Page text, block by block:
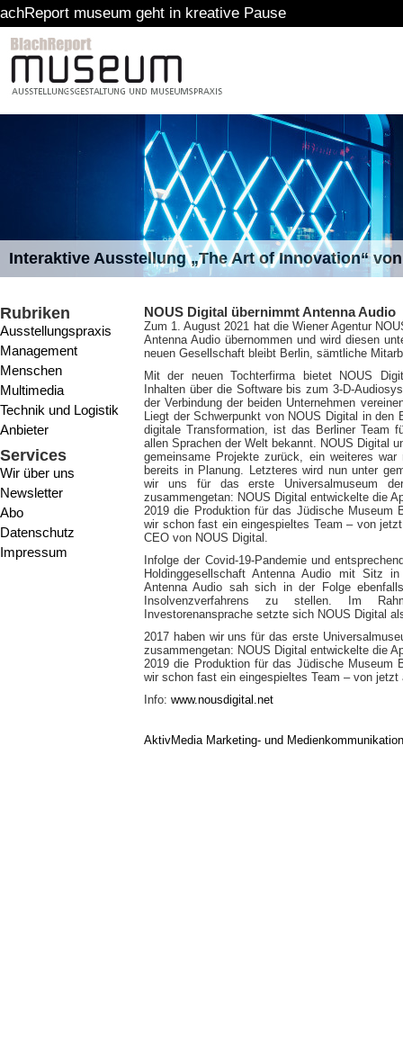
museum geht in kreative Pause
Interaktive Ausstellung „The Art of Innovation“
Rubriken
Ausstellungspraxis
Management
Menschen
Multimedia
Technik und Logistik
Anbieter
Services
Wir über uns
Newsletter
Abo
Datenschutz
Impressum
NOUS Digital übernimmt Antenna Audio
Zum 1. August 2021 hat die Wiener Agentur
Antenna Audio übernommen und wird diesen
neuen Gesellschaft bleibt Berlin, sämtliche
Mit der neuen Tochterfirma bietet NOUS
Inhalten über die Software bis zum 3-D-
der Verbindung der beiden Unternehmen
Liegt der Schwerpunkt von NOUS Digital in den
digitale Transformation, ist das Berliner Team
allen Sprachen der Welt bekannt. NOUS Digital
gemeinsame Projekte zurück, ein weiteres
bereits in Planung. Letzteres wird nun unter
wir uns für das erste Universalmuseum
zusammengetan: NOUS Digital entwickelte die
2019 die Produktion für das Jüdische Museum
wir schon fast ein eingespieltes Team – von
CEO von NOUS Digital.
Infolge der Covid-19-Pandemie und
Holdinggesellschaft Antenna Audio mit Sitz
Antenna Audio sah sich in der Folge
Insolvenzverfahrens zu stellen. Im
Investorenansprache setzte sich NOUS Digital
2017 haben wir uns für das erste
zusammengetan: NOUS Digital entwickelte die
2019 die Produktion für das Jüdische Museum
wir schon fast ein eingespieltes Team – von jetzt
Info: www.nousdigital.net
AktivMedia Marketing- und